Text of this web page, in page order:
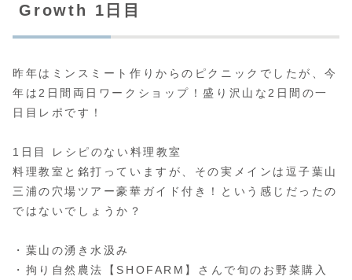
Growth 1日目
昨年はミンスミート作りからのピクニックでしたが、今
年は2日間両日ワークショップ！盛り沢山な2日間の一
日目レポです！
1日目 レシピのない料理教室
料理教室と銘打っていますが、その実メインは逗子葉山
三浦の穴場ツアー豪華ガイド付き！という感じだったの
ではないでしょうか？
・葉山の湧き水汲み
・拘り自然農法【SHOFARM】さんで旬のお野菜購入